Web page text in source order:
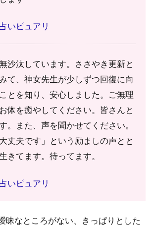
いピュアリ
沙汰しています。ささやき更新と
て、神女先生が少しずつ回復に向
とを知り、安心しました。ご無理
体を癒やしてください。皆さんと
。また、声を聞かせてください。
丈夫です」という励ましの声とと
きてます。待ってます。
いピュアリ
昧なところがない、きっぱりとした